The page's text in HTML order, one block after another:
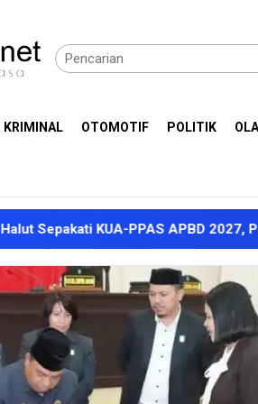
KRIMINAL OTOMOTIF POLITIK
APBD 2027, Proyeksi Pendapatan